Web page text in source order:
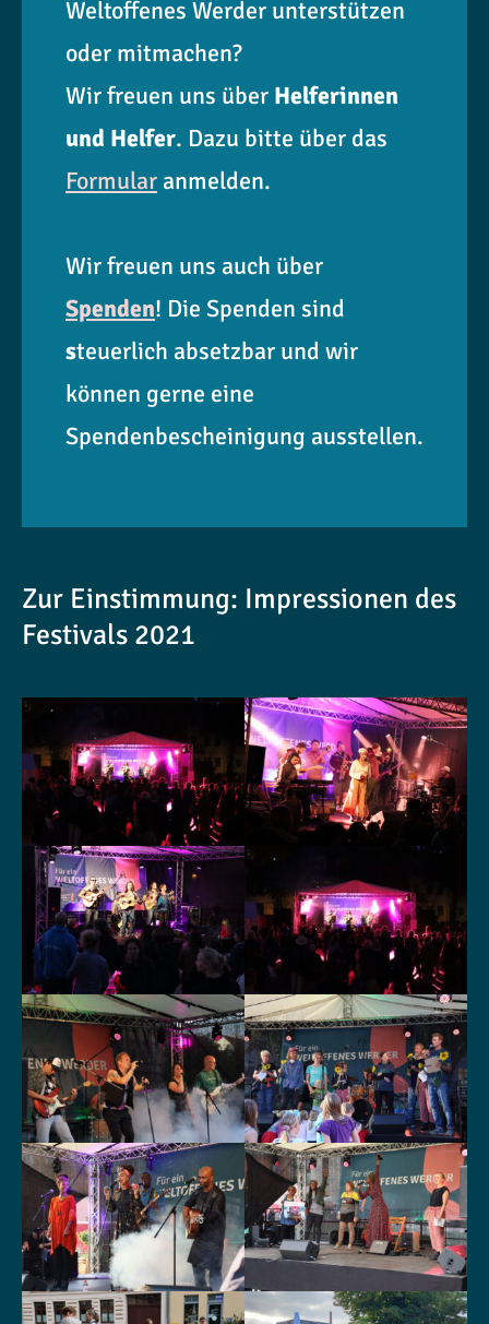
Weltoffenes Werder unterstützen
oder mitmachen?
Wir freuen uns über Helferinnen
und Helfer. Dazu bitte über das
Formular anmelden.
Wir freuen uns auch über
Spenden! Die Spenden sind
steuerlich absetzbar und wir
können gerne eine
Spendenbescheinigung ausstellen.
Zur Einstimmung: Impressionen des
Festivals 2021